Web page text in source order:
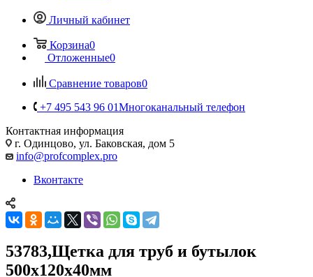
Личный кабинет
Корзина0
Отложенные0
Сравнение товаров0
+7 495 543 96 01Многоканальный телефон
Контактная информация
г. Одинцово, ул. Баковская, дом 5
info@profcomplex.pro
Вконтакте
53783,Щетка для труб и бутылок
500х120х40мм